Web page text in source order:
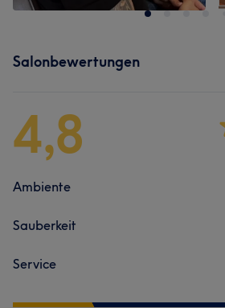
Salonbewertungen
4,8
Ambiente
Sauberkeit
Service